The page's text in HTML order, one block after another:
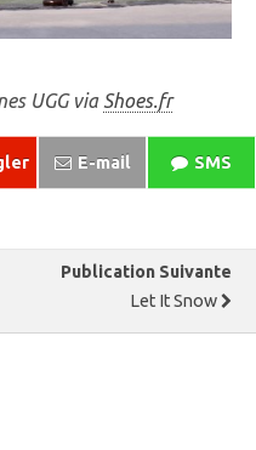
UGG via Shoes.fr
E-mail SMS
Publication Suivante
Let It Snow